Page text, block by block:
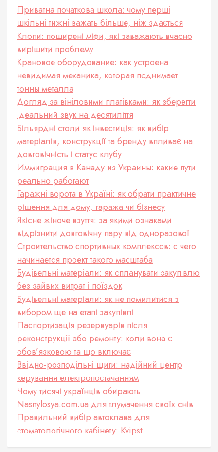
Приватна початкова школа: чому перші
шкільні тижні важать більше, ніж здається
Клопи: поширені міфи, які заважають вчасно
вирішити проблему
Крановое оборудование: как устроена
невидимая механика, которая поднимает
тонны металла
Догляд за вініловими платівками: як зберегти
ідеальний звук на десятиліття
Більярдні столи як інвестиція: як вибір
матеріалів, конструкції та бренду впливає на
довговічність і статус клубу
Иммиграция в Канаду из Украины: какие пути
реально работают
Гаражні ворота в Україні: як обрати практичне
рішення для дому, гаража чи бізнесу
Якісне жіноче взуття: за якими ознаками
відрізнити довговічну пару від одноразової
Строительство спортивных комплексов: с чего
начинается проект такого масштаба
Будівельні матеріали: як спланувати закупівлю
без зайвих витрат і поїздок
Будівельні матеріали: як не помилитися з
вибором ще на етапі закупівлі
Паспортизація резервуарів після
реконструкції або ремонту: коли вона є
обов’язковою та що включає
Ввідно-розподільні щити: надійний центр
керування електропостачанням
Чому тисячі українців обирають
Nasnylosya.com.ua для тлумачення своїх снів
Правильний вибір автоклава для
стоматологічного кабінету: Kvipst